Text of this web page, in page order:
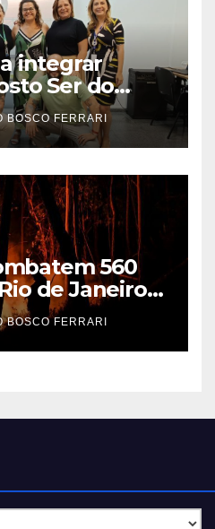
integrar
Ser do
São Paulo
BOSCO FERRARI
560
de Janeiro
BOSCO FERRARI